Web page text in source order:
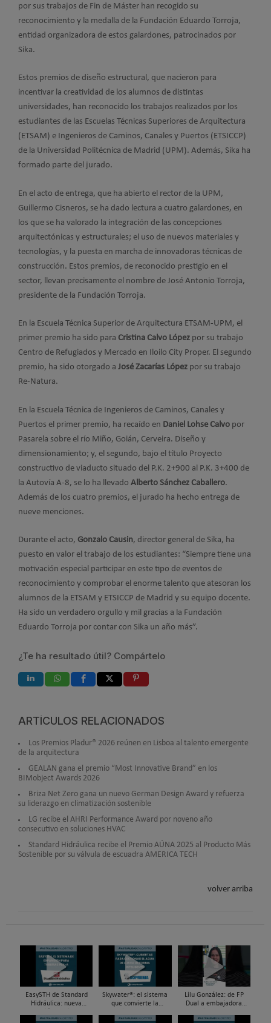
por sus trabajos de Fin de Máster han recogido su
reconocimiento y la medalla de la Fundación Eduardo Torroja,
entidad organizadora de estos galardones, patrocinados por
Sika.
Estos premios de diseño estructural, que nacieron para
incentivar la creatividad de los alumnos de distintas
universidades, han reconocido los trabajos realizados por los
estudiantes de las Escuelas Técnicas Superiores de Arquitectura
(ETSAM) e Ingenieros de Caminos, Canales y Puertos (ETSICCP)
de la Universidad Politécnica de Madrid (UPM). Además, Sika ha
formado parte del jurado.
En el acto de entrega, que ha abierto el rector de la UPM,
Guillermo Cisneros, se ha dado lectura a cuatro galardones, en
los que se ha valorado la integración de las concepciones
arquitectónicas y estructurales; el uso de nuevos materiales y
tecnologías, y la puesta en marcha de innovadoras técnicas de
construcción. Estos premios, de reconocido prestigio en el
sector, llevan precisamente el nombre de José Antonio Torroja,
presidente de la Fundación Torroja.
En la Escuela Técnica Superior de Arquitectura ETSAM-UPM, el
primer premio ha sido para Cristina Calvo López por su trabajo
Centro de Refugiados y Mercado en Iloilo City Proper. El segundo
premio, ha sido otorgado a José Zacarías López por su trabajo
Re-Natura.
En la Escuela Técnica de Ingenieros de Caminos, Canales y
Puertos el primer premio, ha recaído en Daniel Lohse Calvo por
Pasarela sobre el río Miño, Goián, Cerveira. Diseño y
dimensionamiento; y, el segundo, bajo el título Proyecto
constructivo de viaducto situado del P.K. 2+900 al P.K. 3+400 de
la Autovía A-8, se lo ha llevado Alberto Sánchez Caballero.
Además de los cuatro premios, el jurado ha hecho entrega de
nueve menciones.
Durante el acto, Gonzalo Causin, director general de Sika, ha
puesto en valor el trabajo de los estudiantes: “Siempre tiene una
motivación especial participar en este tipo de eventos de
reconocimiento y comprobar el enorme talento que atesoran los
alumnos de la ETSAM y ETSICCP de Madrid y su equipo docente.
Ha sido un verdadero orgullo y mil gracias a la Fundación
Eduardo Torroja por contar con Sika un año más”.
¿Te ha resultado útil? Compártelo
ARTÍCULOS RELACIONADOS
Los Premios Pladur® 2026 reúnen en Lisboa al talento emergente
de la arquitectura
GEALAN gana el premio “Most Innovative Brand” en los
BIMobject Awards 2026
Briza Net Zero gana un nuevo German Design Award y refuerza
su liderazgo en climatización sostenible
LG recibe el AHRI Performance Award por noveno año
consecutivo en soluciones HVAC
Standard Hidráulica recibe el Premio AÚNA 2025 al Producto Más
Sostenible por su válvula de escuadra AMERICA TECH
volver arriba
EasySTH de Standard
Hidráulica: nueva
de expansión para
Skywater®: el sistema
que convierte la
infraestructura activa de
Lilu González: de FP
Dual a embajadora
| Mecatrónica Industrial